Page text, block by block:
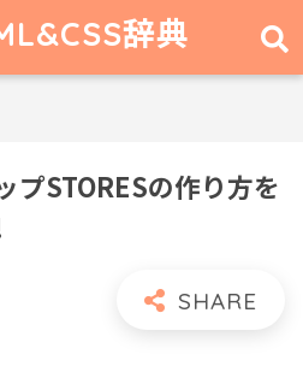
辞典
プSTORESの作り方を